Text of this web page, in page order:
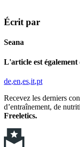
Écrit par
Seana
L'article est également
de en es it pt
Recevez les derniers
d’entraînement, de
Freeletics.